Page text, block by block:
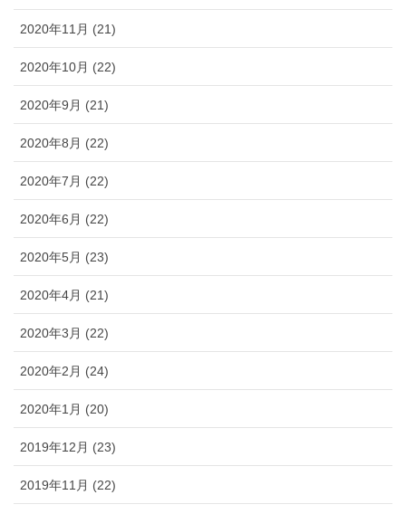
2020年11月 (21)
2020年10月 (22)
2020年9月 (21)
2020年8月 (22)
2020年7月 (22)
2020年6月 (22)
2020年5月 (23)
2020年4月 (21)
2020年3月 (22)
2020年2月 (24)
2020年1月 (20)
2019年12月 (23)
2019年11月 (22)